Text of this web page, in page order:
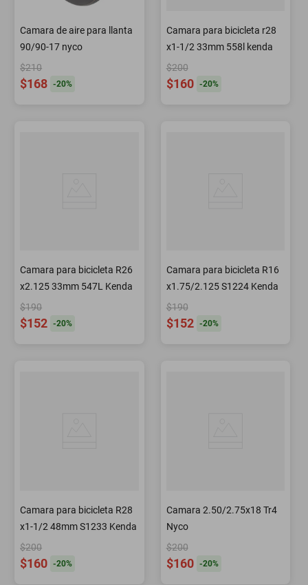
Camara de aire para llanta
90/90-17 nyco
$210
$168 -20%
Camara para bicicleta r28
x1-1/2 33mm 558l kenda
$200
$160 -20%
Camara para bicicleta R26
x2.125 33mm 547L Kenda
$190
$152 -20%
Camara para bicicleta R16
x1.75/2.125 S1224 Kenda
$190
$152 -20%
Camara para bicicleta R28
x1-1/2 48mm S1233 Kenda
$200
$160 -20%
Camara 2.50/2.75x18 Tr4
Nyco
$200
$160 -20%